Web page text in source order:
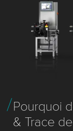
Pourquoi
& Trace